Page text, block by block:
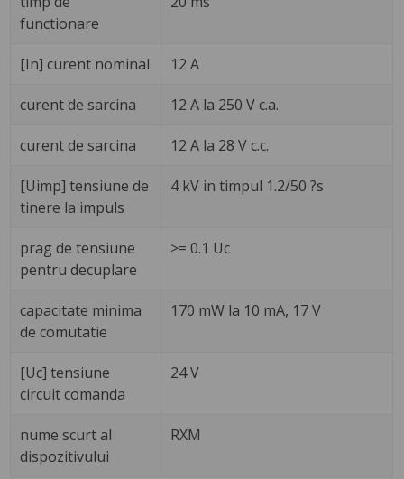
functionare
[In] curent nominal 12 A
curent de sarcina 12 A la 250 V c.a.
curent de sarcina 12 A la 28 V c.c.
[Uimp] tensiune de
tinere la impuls
4 kV in timpul 1.2/50 ?s
prag de tensiune
pentru decuplare
>= 0.1 Uc
capacitate minima
de comutatie
170 mW la 10 mA, 17 V
[Uc] tensiune
circuit comanda
24 V
nume scurt al
dispozitivului
RXM